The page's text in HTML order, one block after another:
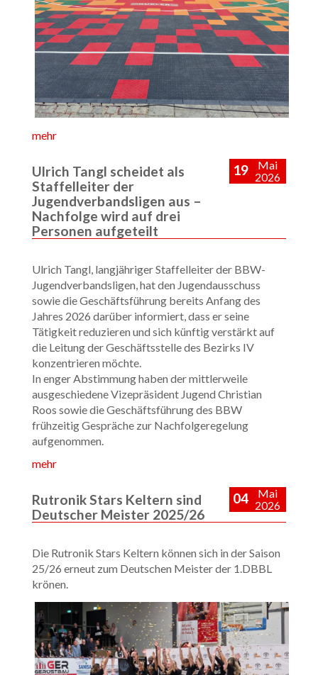
mehr
Ulrich Tangl scheidet als
Staffelleiter der
Jugendverbandsligen aus –
Nachfolge wird auf drei
Personen aufgeteilt
Ulrich Tangl, langjähriger Staffelleiter der BBW-
Jugendverbandsligen, hat den Jugendausschuss
sowie die Geschäftsführung bereits Anfang des
Jahres 2026 darüber informiert, dass er seine
Tätigkeit reduzieren und sich künftig verstärkt auf
die Leitung der Geschäftsstelle des Bezirks IV
konzentrieren möchte.
In enger Abstimmung haben der mittlerweile
ausgeschiedene Vizepräsident Jugend Christian
Roos sowie die Geschäftsführung des BBW
frühzeitig Gespräche zur Nachfolgeregelung
aufgenommen.
mehr
19
Mai
2026
Rutronik Stars Keltern sind
Deutscher Meister 2025/26
Die Rutronik Stars Keltern können sich in der Saison
25/26 erneut zum Deutschen Meister der 1.DBBL
krönen.
04
Mai
2026